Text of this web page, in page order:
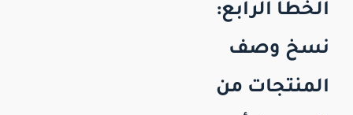
الخطأ الرابع:
نسخ وصف
المنتجات من